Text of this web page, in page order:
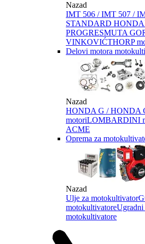
Nazad
IMT 506 / IMT 507 /
STANDARD HONDA
PROGRESMUTA
VINKOVIĆTHORP
Delovi motora
Nazad
HONDA G / HONDA
motoriLOMBARDINI
ACME
Oprema za
Nazad
Ulje za motokultivator
motokultivatoreUgradni
motokultivatore